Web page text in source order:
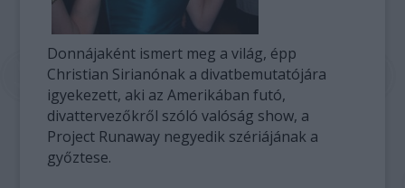
Donnájaként ismert meg a világ, épp
Christian Sirianónak a divatbemutatójára
igyekezett, aki az Amerikában futó,
divattervezőkről szóló valóság show, a
Project Runaway negyedik szériájának a
győztese.